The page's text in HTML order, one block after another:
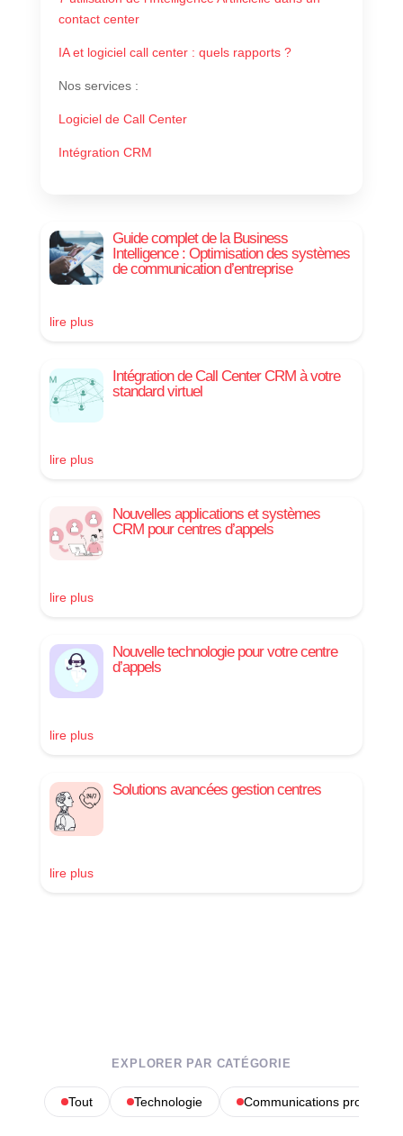
contact center
IA et logiciel call center : quels rapports ?
Nos services :
Logiciel de Call Center
Intégration CRM
Guide complet de la Business
Intelligence : Optimisation des systèmes
de communication d’entreprise
lire plus
Intégration de Call Center CRM à votre
standard virtuel
lire plus
Nouvelles applications et systèmes
CRM pour centres d’appels
lire plus
Nouvelle technologie pour votre centre
d’appels
lire plus
Solutions avancées gestion centres
lire plus
EXPLORER PAR CATÉGORIE
Tout Technologie Communications